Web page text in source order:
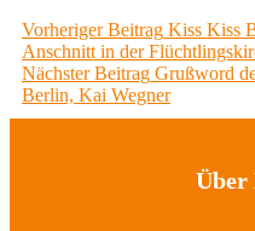
Beitragsnavigation
Vorheriger Beitrag Previous
post:
Kiss Kiss
Anschnitt in der
Nächster Beitrag Next
post:
Grußword
Berlin, Kai Wegner
Über